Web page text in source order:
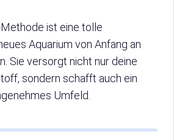
ist eine tolle
Aquarium von Anfang an
Sie versorgt nicht nur deine
sondern schafft auch ein
Umfeld.